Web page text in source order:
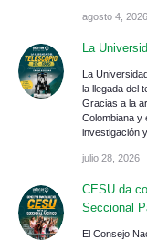
agosto 4, 2026
La
La
la llegada del
Gracias a la
Colombiana y
investigación
julio 28, 2026
CESU da
Seccional
El Consejo